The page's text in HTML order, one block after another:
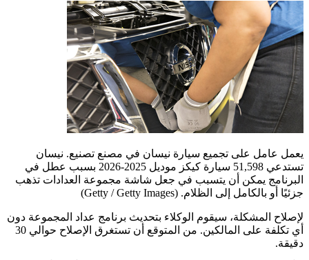
يعمل عامل على تجميع سيارة نيسان في مصنع تصنيع. نيسان
تستدعي 51,598 سيارة كيكز موديل 2025-2026 بسبب عطل في
البرنامج يمكن أن يتسبب في جعل شاشة مجموعة العدادات تذهب
جزئيًا أو بالكامل إلى الظلام. (Getty / Getty Images)
لإصلاح المشكلة، سيقوم الوكلاء بتحديث برنامج عداد المجموعة دون
أي تكلفة على المالكين. من المتوقع أن تستغرق الإصلاح حوالي 30
دقيقة.